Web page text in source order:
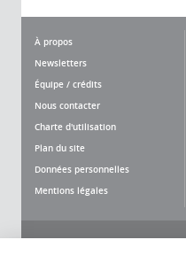
À propos
Newsletters
Équipe / crédits
Nous contacter
Charte d'utilisation
Plan du site
Données personnelles
Mentions légales